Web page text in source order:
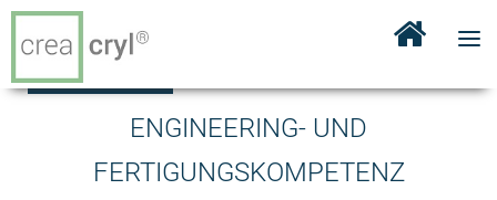
ENGINEERING- UND
FERTIGUNGSKOMPETENZ